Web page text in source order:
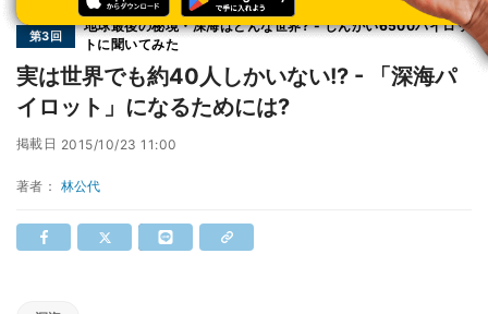
第3回
地球最後の秘境・深海はどんな世界? - しんかい6500パイロッ
トに聞いてみた
実は世界でも約40人しかいない!? - 「深海パ
イロット」になるためには?
掲載日 2015/10/23 11:00
著者： 林公代